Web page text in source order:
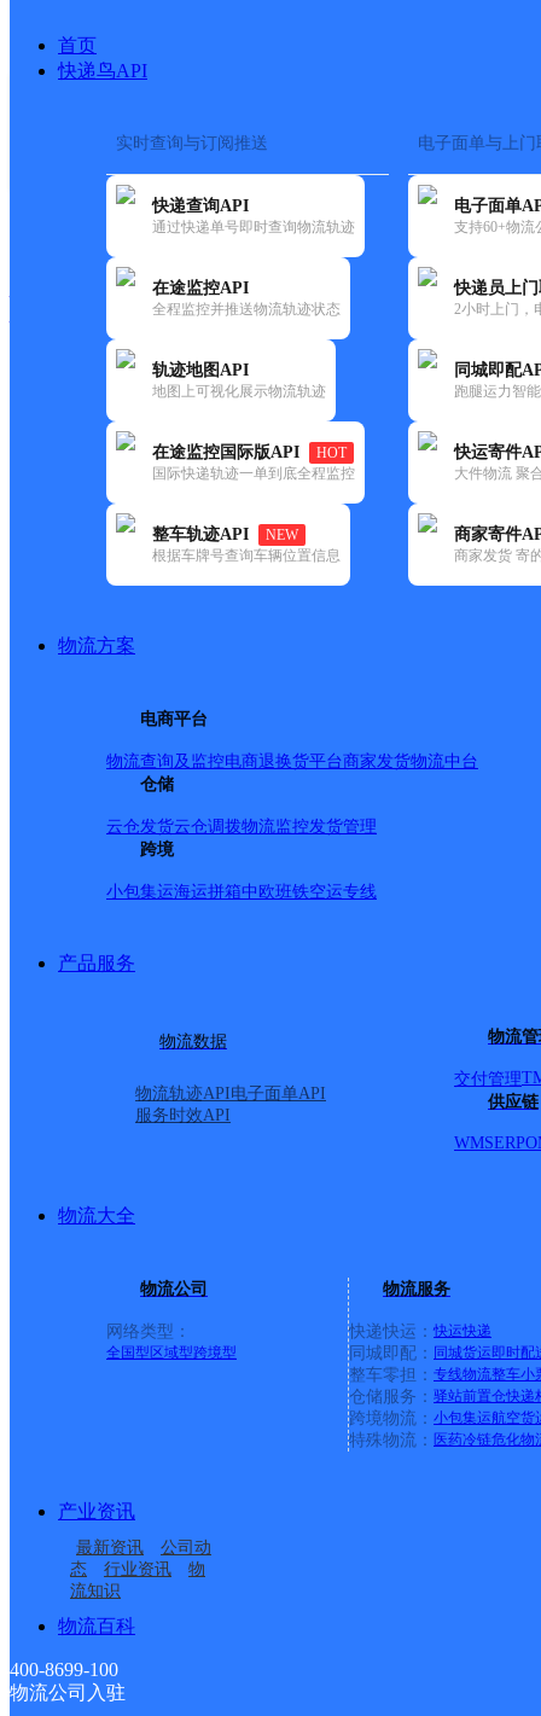
首页
快递鸟API
实时查询与订阅推送
快递查询API
通过快递单号即时查询物流轨迹
在途监控API
全程监控并推送物流轨迹状态
轨迹地图API
地图上可视化展示物流轨迹
在途监控国际版API
HOT
国际快递轨迹一单到底全程监控
整车轨迹API
NEW
根据车牌号查询车辆位置信息
电子面单与上门
电子面单
支持60+物流
快递员上
2小时上门，
同城即配
跑腿运力智
快运寄件
大件物流 聚
商家寄件
商家发货 寄
物流方案
电商平台
物流查询及监控电商退换货平台商家发货物流中台
仓储
云仓发货云仓调拨物流监控发货管理
跨境
小包集运海运拼箱中欧班铁空运专线
产品服务
物流数据
物流轨迹API电子面单API
服务时效API
物流
交付管理
供应链
WMSERP
物流大全
物流公司
网络类型：
全国型 区域型跨境型
物流服务
快递快运： 快运快递
同城即配： 同城货运即时配
整车零担： 专线物流整车小
仓储服务： 驿站前置仓快递
跨境物流： 小包集运航空货
特殊物流： 医药冷链危化物
产业资讯
最新资讯
公司动
态
行业资讯
物
流知识
物流百科
400-8699-100
物流公司入驻
快运大全 快递时效
韵达
福建主城公司惠安县服务部玖
更新时间：2022-07-14 00:00:00
所属快递：韵达速递
所属区域：福建省-泉州市-惠安县
网点地址：中国福建省泉州市惠安县东园镇东湖6号铁豹
网点负责人：
务部玖韵KH分部
福建惠安县公司洛阳便
民服务站分部
泉州惠安三部
福建惠安县公司张坂镇
便民服务站分部
福建主城区公司惠安县
服务部
福建主城区公司螺城公